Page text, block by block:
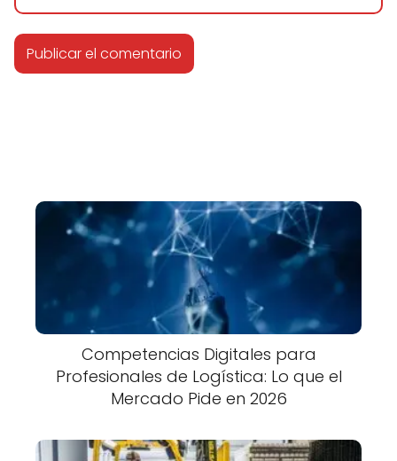
Competencias Digitales para
Profesionales de Logística: Lo que el
Mercado Pide en 2026